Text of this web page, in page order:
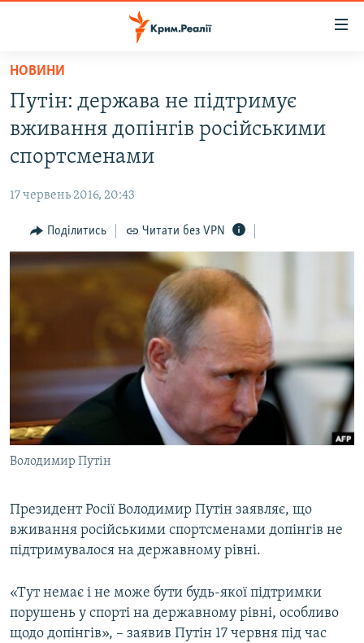
Перейти
основного
матеріалу
до
основної
навігації
Перейти
до
пошуку
ВОДА.КРИМ
БЛОГИ
ПОГЛЯД
ІНТЕРВ'Ю
ВСЕ ЗА ДЕНЬ
ВІДЕОУРОКИ «ELIFBE»
СВІДЧЕННЯ ОКУПАЦІЇ
УКРАЇНСЬКА ПРОБЛЕМА КРИМУ
ІНФОГРАФІКА
ЯК ОБІЙТИ БЛОКУВАННЯ
Русский
Qırımtatar
ДОЛУЧАЙСЯ!
Усі сайти RFE/RL
НОВИНИ
Путін: держава не підтримує
вживання допінгів російськими
спортсменами
17 червень 2016, 20:43
Поділитись Читати без VPN
Володимир Путін
Президент Росії Володимир Путін заявляє, що
вживання російськими спортсменами допінгів не
підтримувалося на державному рівні.
«Тут немає і не може бути будь-якої підтримки
порушень у спорті на державному рівні, особливо
щодо допінгів», – заявив Путін 17 червня під час